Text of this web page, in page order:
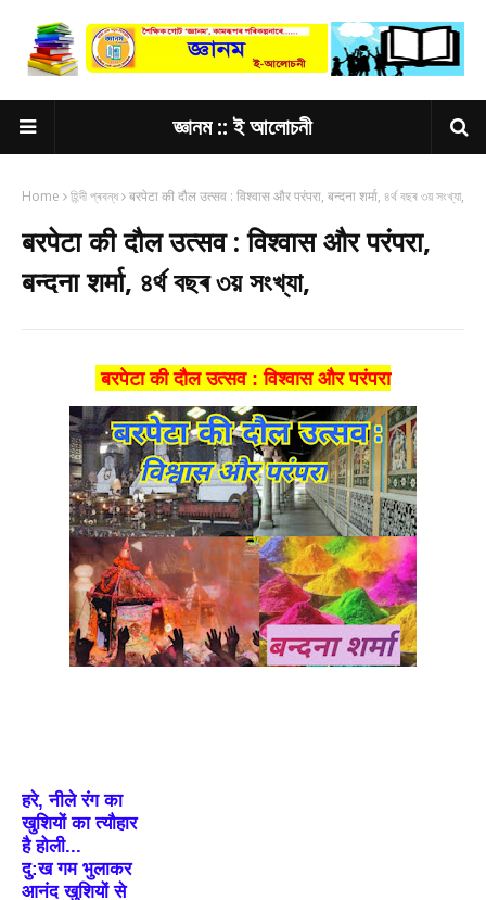
জ্ঞানম :: ই আলোচনী
Home হিন্দী প্ৰবন্ধ बरपेटा की दौल उत्सव : विश्वास और परंपरा, बन्दना शर्मा, ৪ৰ্থ বছৰ ৩য় সংখ্যা,
बरपेटा की दौल उत्सव : विश्वास और परंपरा,
बन्दना शर्मा, ৪ৰ্থ বছৰ ৩য় সংখ্যা,
बरपेटा की दौल उत्सव : विश्वास और परंपरा
हरे, नीले रंग का
खुशियों का त्यौहार
है होली...
दु:ख गम भुलाकर
आनंद खुशियों से